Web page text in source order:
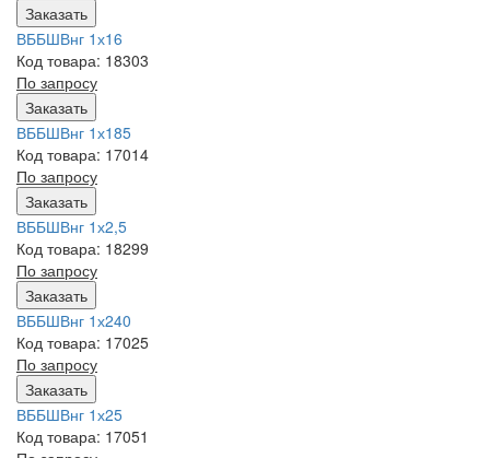
Заказать
ВББШВнг 1х16
Код товара: 18303
По запросу
Заказать
ВББШВнг 1х185
Код товара: 17014
По запросу
Заказать
ВББШВнг 1х2,5
Код товара: 18299
По запросу
Заказать
ВББШВнг 1х240
Код товара: 17025
По запросу
Заказать
ВББШВнг 1х25
Код товара: 17051